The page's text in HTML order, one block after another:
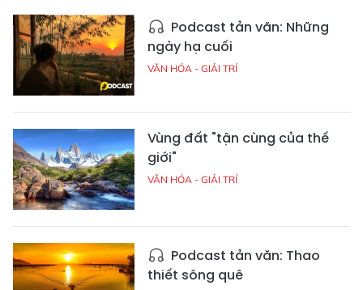
Podcast tản văn: Những
ngày hạ cuối
VĂN HÓA - GIẢI TRÍ
Vùng đất "tận cùng của thế
giới"
VĂN HÓA - GIẢI TRÍ
Podcast tản văn: Thao
thiết sông quê